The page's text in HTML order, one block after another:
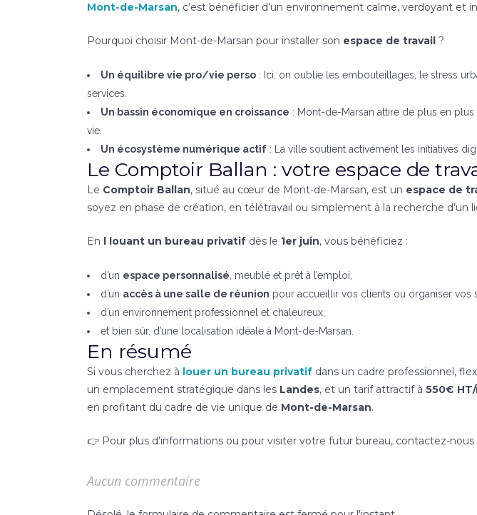
Mont-de-Marsan, c’est bénéficier d’un environnement calme, verdoyant et
Pourquoi choisir Mont-de-Marsan pour installer son espace de travail ?
Un équilibre vie pro/vie perso : Ici, on oublie les embouteillages, le stress
services.
Un bassin économique en croissance : Mont-de-Marsan attire de plus en
vie.
Un écosystème numérique actif : La ville soutient activement les initiatives
Le Comptoir Ballan : votre espace de
Le Comptoir Ballan, situé au cœur de Mont-de-Marsan, est un espace de
soyez en phase de création, en télétravail ou simplement à la recherche
En l louant un bureau privatif dès le 1er juin, vous bénéficiez :
d’un espace personnalisé , meublé et prêt à l’emploi,
d’un accès à une salle de réunion pour accueillir vos clients ou organiser vos
d’un environnement professionnel et chaleureux,
et bien sûr, d’une localisation idéale à Mont-de-Marsan.
En résumé
Si vous cherchez à louer un bureau privatif dans un cadre professionnel,
un emplacement stratégique dans les Landes, et un tarif attractif à 550€
en profitant du cadre de vie unique de Mont-de-Marsan.
👉 Pour plus d’informations ou pour visiter votre futur bureau, contactez-nous
Aucun commentaire